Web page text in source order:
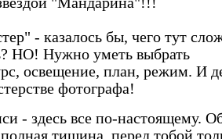
- казалось бы, чего тут
НО! Нужно уметь выбрать
освещение, план, режим. И
фотографа!
- здесь все по-настоящему.
тишина, перед тобой